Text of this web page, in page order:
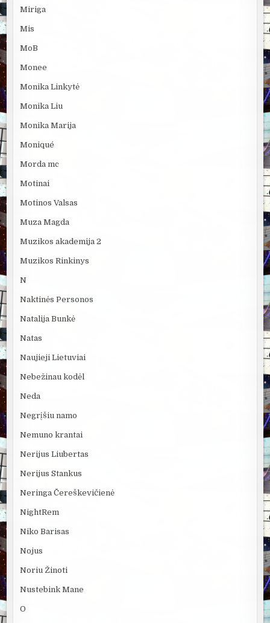
Miriga
Mis
MoB
Monee
Monika Linkytė
Monika Liu
Monika Marija
Moniqué
Morda mc
Motinai
Motinos Valsas
Muza Magda
Muzikos akademija 2
Muzikos Rinkinys
N
Naktinės Personos
Natalija Bunkė
Natas
Naujieji Lietuviai
Nebežinau kodėl
Neda
Negrįšiu namo
Nemuno krantai
Nerijus Liubertas
Nerijus Stankus
Neringa Čereškevičienė
NightRem
Niko Barisas
Nojus
Noriu Žinoti
Nustebink Mane
O